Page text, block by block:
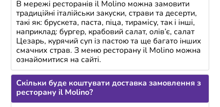
В мережі ресторанів іl Molino можна замовити
традиційні італійськи закуски, страви та десерти,
такі як: брускета, паста, піца, тирамісу, так і інші,
наприклад: бургер, крабовий салат, олів’є, салат
Цезарь, курячий суп із пастою та ще багато інших
смачних страв. З меню ресторану іl Molino можна
ознайомитися на сайті.
Скільки буде коштувати доставка замовлення з
ресторану іl Molino?